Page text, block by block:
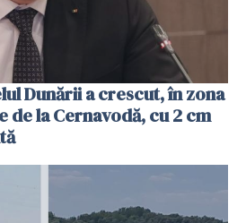
Dunării a crescut, în zona
de la Cernavodă, cu 2 cm